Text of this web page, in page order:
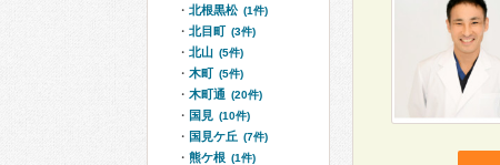
北根黒松 (1件)
北目町 (3件)
北山 (5件)
木町 (5件)
木町通 (20件)
国見 (10件)
国見ケ丘 (7件)
熊ケ根 (1件)